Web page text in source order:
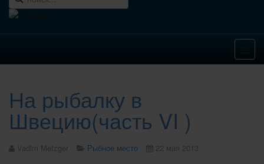
На рыбалку в
Швецию(часть VI )
Vadim Metzger Рыбное место 22 мая 2013